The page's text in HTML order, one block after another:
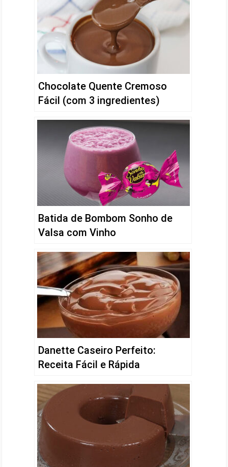
Chocolate Quente Cremoso
Fácil (com 3 ingredientes)
Batida de Bombom Sonho de
Valsa com Vinho
Danette Caseiro Perfeito:
Receita Fácil e Rápida